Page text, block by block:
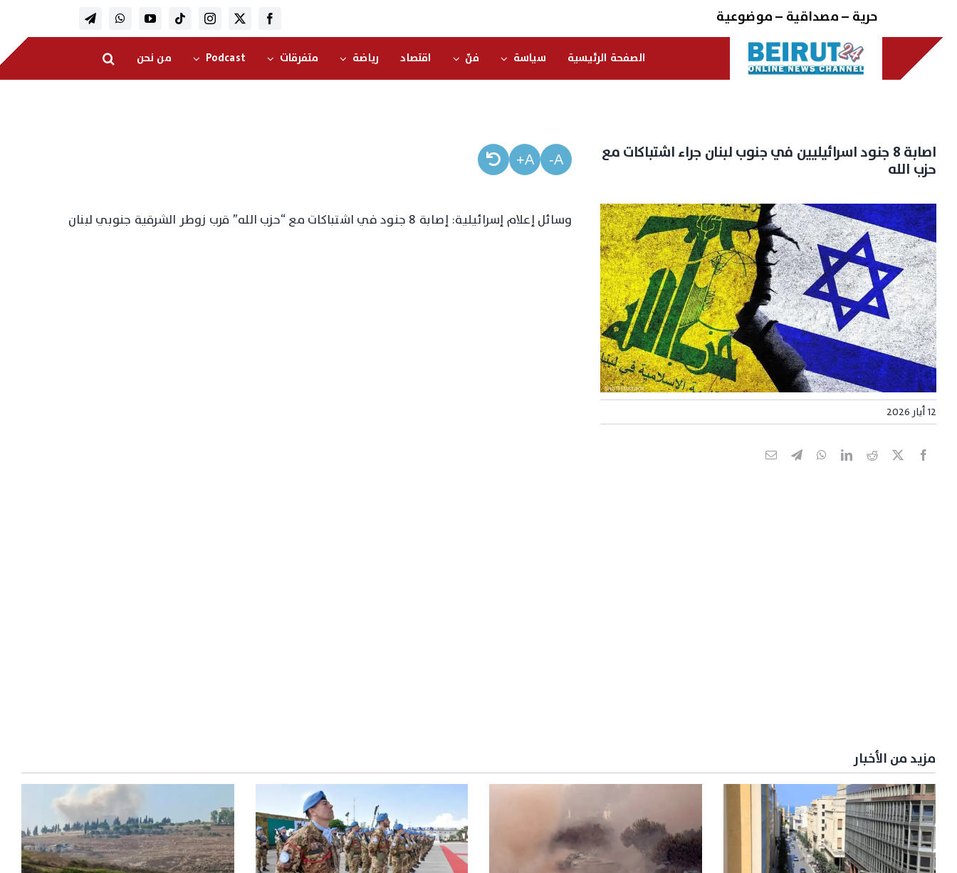
content
حرية – مصداقية – موضوعية
الصفحة الرئيسية سياسة فنّ اقتصاد رياضة متفرقات Podcast من نحن
اصابة ٨ جنود اسرائيليين في جنوب لبنان جراء اشتباكات مع
حزب الله
12 أيار 2026
A-
A+
وسائل إعلام إسرائيلية: إصابة 8 جنود في اشتباكات مع “حزب الله” قرب زوطر الشرقية جنوبي لبنان
مزيد من الأخبار